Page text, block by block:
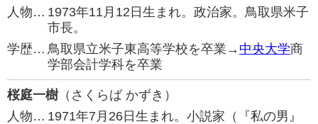
人物… 1973年11月12日生まれ。政治家。鳥取県米子
市長。
学歴… 鳥取県立米子東高等学校を卒業→ 中央大学商
学部会計学科を卒業
桜庭一樹（さくらば かずき）
人物… 1971年7月26日生まれ。小説家（『私の男』